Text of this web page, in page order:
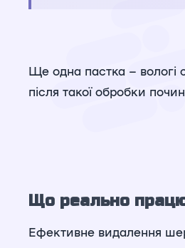
Ще одна пастка – вологі
після такої обробки
Що реально
Ефективне видалення